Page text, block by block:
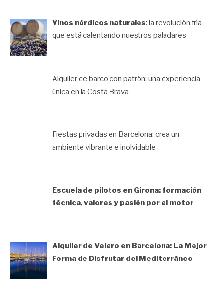
Vinos nórdicos naturales: la revolución fría
que está calentando nuestros paladares
Alquiler de barco con patrón: una experiencia
única en la Costa Brava
Fiestas privadas en Barcelona: crea un
ambiente vibrante e inolvidable
Escuela de pilotos en Girona: formación
técnica, valores y pasión por el motor
Alquiler de Velero en Barcelona: La Mejor
Forma de Disfrutar del Mediterráneo